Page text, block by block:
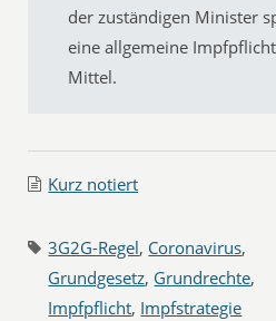
der zuständigen Minister
eine allgemeine
Mittel.
Kurz notiert
3G2G-Regel, Coronavirus,
Grundgesetz, Grundrechte,
Impfpflicht, Impfstrategie